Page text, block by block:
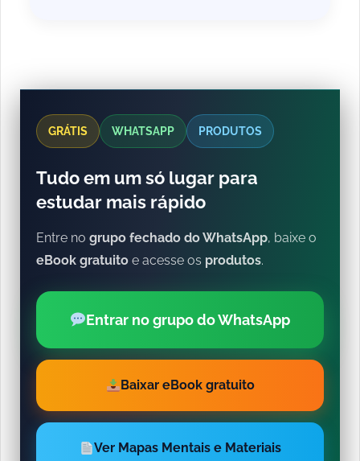
GRÁTIS WHATSAPP PRODUTOS
Tudo em um só lugar para
estudar mais rápido
Entre no grupo fechado do WhatsApp, baixe o
eBook gratuito e acesse os produtos.
Entrar no grupo do WhatsApp
Baixar eBook gratuito
Ver Mapas Mentais e Materiais